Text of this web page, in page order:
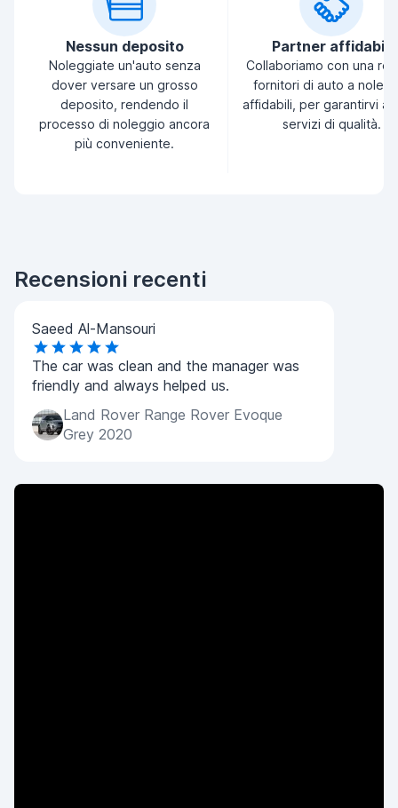
Nessun deposito
Noleggiate un'auto senza
dover versare un grosso
deposito, rendendo il
processo di noleggio ancora
più conveniente.
Partner affidabili
Collaboriamo con una
fornitori di auto a
affidabili, per garantirvi
servizi di qualità.
Recensioni recenti
Saeed Al-Mansouri
The car was clean and the manager was
friendly and always helped us.
Land Rover Range Rover Evoque
Grey 2020